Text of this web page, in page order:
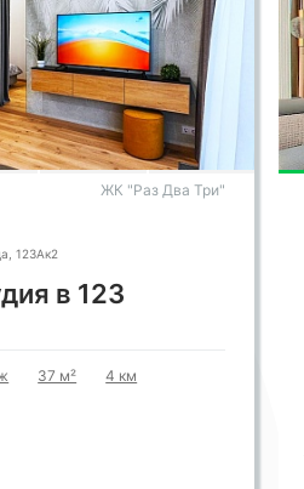
ЖК "Раз Два Три"
123Ак2
в 123
37 м² 4 км